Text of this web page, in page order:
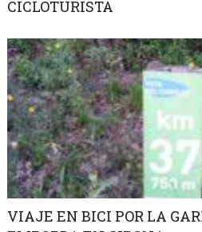
CICLOTURISTA
VIAJE EN BICI POR LA